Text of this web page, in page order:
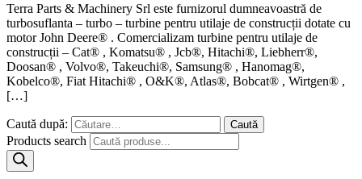
Terra Parts & Machinery Srl este furnizorul dumneavoastră de
turbosuflanta – turbo – turbine pentru utilaje de construcții dotate cu
motor John Deere® . Comercializam turbine pentru utilaje de
construcții – Cat® , Komatsu® , Jcb®, Hitachi®, Liebherr®,
Doosan® , Volvo®, Takeuchi®, Samsung® , Hanomag®,
Kobelco®, Fiat Hitachi® , O&K®, Atlas®, Bobcat® , Wirtgen® ,
[…]
Caută după:
Products search